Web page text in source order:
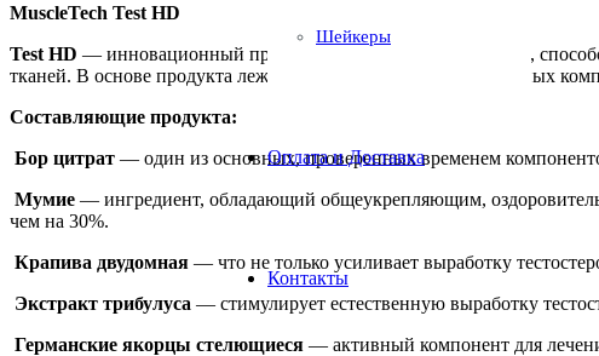
Шейкеры
Оплата и Доставка
Контакты
MuscleTech Test HD
Test HD — инновационный продукт от компании
,
тканей. В основе продукта лежит мощная матрица из 6 основных
Составляющие продукта:
Бор цитрат — один из основных, проверенных временем
Мумие — ингредиент, обладающий общеукрепляющим,
чем на 30%.
Крапива двудомная — что не только усиливает выработку
Экстракт трибулуса — стимулирует естественную выработку
Германские якорцы стелющиеся — активный компонент для